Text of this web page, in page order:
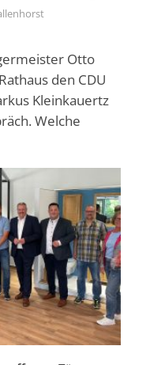
Otto
den CDU
Kleinkauertz
Welche